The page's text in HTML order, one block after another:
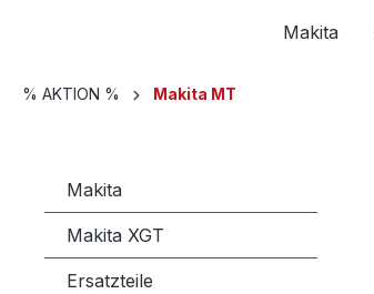
Makita
% AKTION % Makita MT
Makita
Makita XGT
Ersatzteile